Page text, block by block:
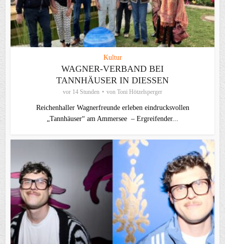
Kultur
WAGNER-VERBAND BEI
TANNHÄUSER IN DIESSEN
vor 14 Stunden von Toni Hötzelsperger
Reichenhaller Wagnerfreunde erleben eindrucksvollen
„Tannhäuser“ am Ammersee – Ergreifender...